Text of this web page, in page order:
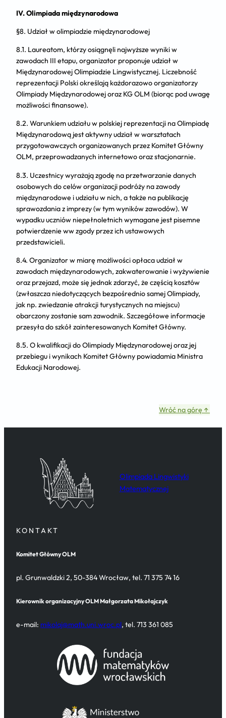
IV. Olimpiada międzynarodowa
§8. Udział w olimpiadzie międzynarodowej
8.1. Laureatom, którzy osiągnęli najwyższe wyniki w
zawodach III etapu, organizator proponuje udział w
Międzynarodowej Olimpiadzie Lingwistycznej. Liczebność
reprezentacji Polski określają każdorazowo organizatorzy
Olimpiady Międzynarodowej oraz KG OLM (biorąc pod uwagę
możliwości finansowe).
8.2. Warunkiem udziału w polskiej reprezentacji na Olimpiadę
Międzynarodową jest aktywny udział w warsztatach
przygotowawczych organizowanych przez Komitet Główny
OLM, przeprowadzanych internetowo oraz stacjonarnie.
8.3. Uczestnicy wyrażają zgodę na przetwarzanie danych
osobowych do celów organizacji podróży na zawody
międzynarodowe i udziału w nich, a także na publikację
sprawozdania z imprezy (w tym wyników zawodów). W
wypadku uczniów niepełnoletnich wymagane jest pisemne
potwierdzenie ww zgody przez ich ustawowych
przedstawicieli.
8.4. Organizator w miarę możliwości opłaca udział w
zawodach międzynarodowych, zakwaterowanie i wyżywienie
oraz przejazd, może się jednak zdarzyć, że częścią kosztów
(zwłaszcza niedotyczących bezpośrednio samej Olimpiady,
jak np. zwiedzanie atrakcji turystycznych na miejscu)
obarczony zostanie sam zawodnik. Szczegółowe informacje
przesyła do szkół zainteresowanych Komitet Główny.
8.5. O kwalifikacji do Olimpiady Międzynarodowej oraz jej
przebiegu i wynikach Komitet Główny powiadamia Ministra
Edukacji Narodowej.
Wróć na górę ↑
Olimpiada Lingwistyki
Matematycznej
KONTAKT
Komitet Główny OLM
pl. Grunwaldzki 2, 50-384 Wrocław, tel. 71 375 74 16
Kierownik organizacyjny OLMMałgorzata Mikołajczyk
e-mail: mikolaj@math.uni.wroc.pl, tel. 713 361 085